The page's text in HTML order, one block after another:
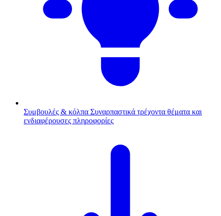
Συμβουλές & κόλπα Συναρπαστικά τρέχοντα θέματα και
ενδιαφέρουσες πληροφορίες